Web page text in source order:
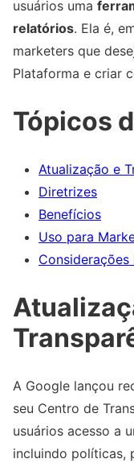
usuários uma
relatórios. Ela é,
marketers que
Plataforma e criar
Tópicos
Atualização e
Diretrizes
Benefícios
Uso para
Considerações
A Google lançou
seu Centro de
usuários acesso a
incluindo políticas,